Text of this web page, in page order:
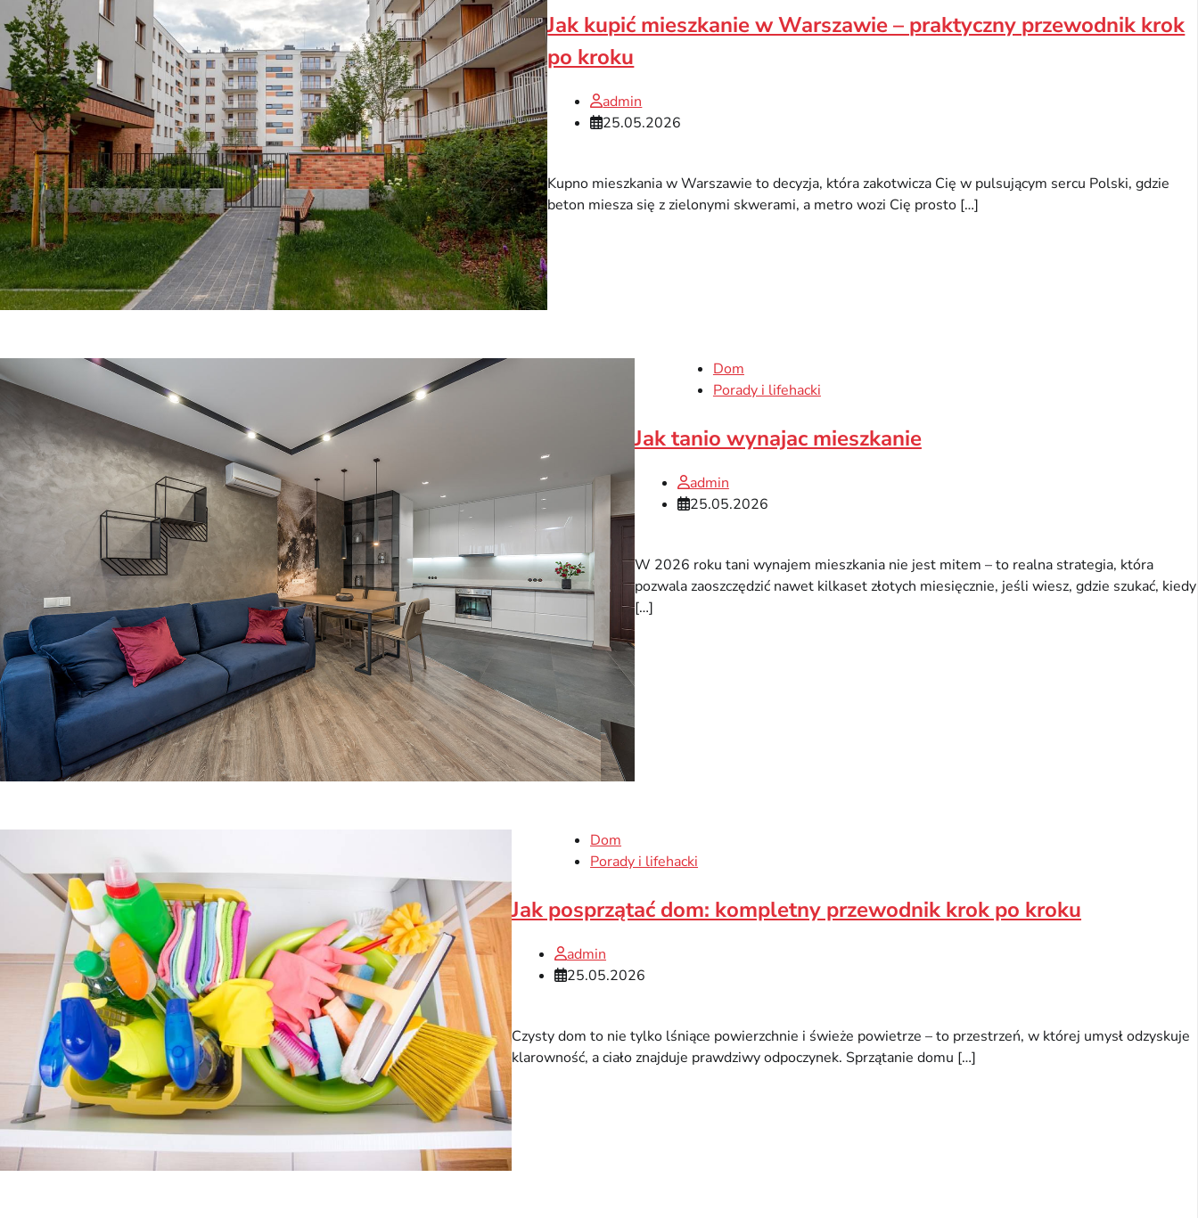
Jak kupić mieszkanie w Warszawie – praktyczny przewodnik krok
po kroku
admin
25.05.2026
Kupno mieszkania w Warszawie to decyzja, która zakotwicza Cię w pulsującym sercu Polski, gdzie
beton miesza się z zielonymi skwerami, a metro wozi Cię prosto […]
Dom
Porady i lifehacki
Jak tanio wynajac mieszkanie
admin
25.05.2026
W 2026 roku tani wynajem mieszkania nie jest mitem – to realna strategia, która
pozwala zaoszczędzić nawet kilkaset złotych miesięcznie, jeśli wiesz, gdzie szukać, kiedy
[…]
Dom
Porady i lifehacki
Jak posprzątać dom: kompletny przewodnik krok po kroku
admin
25.05.2026
Czysty dom to nie tylko lśniące powierzchnie i świeże powietrze – to przestrzeń, w której umysł odzyskuje
klarowność, a ciało znajduje prawdziwy odpoczynek. Sprzątanie domu […]